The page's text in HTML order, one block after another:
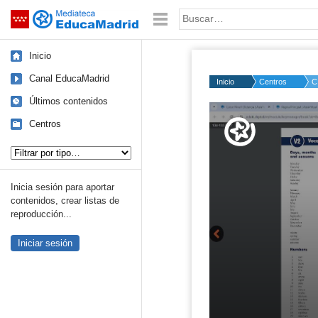
Saltar navegación Palabra o frase:
Inicio
Canal EducaMadrid
Últimos contenidos
Centros
Inicia sesión para aportar
contenidos, crear listas de
reproducción...
Iniciar sesión
Inicio Centros
Volume
50%